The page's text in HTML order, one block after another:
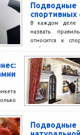
спортивных
В каждом деле
назвать
относится к
выбрать
контору,...
или